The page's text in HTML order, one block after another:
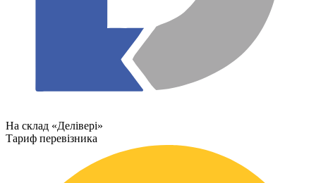
На склад «Делівері»
Тариф перевізника